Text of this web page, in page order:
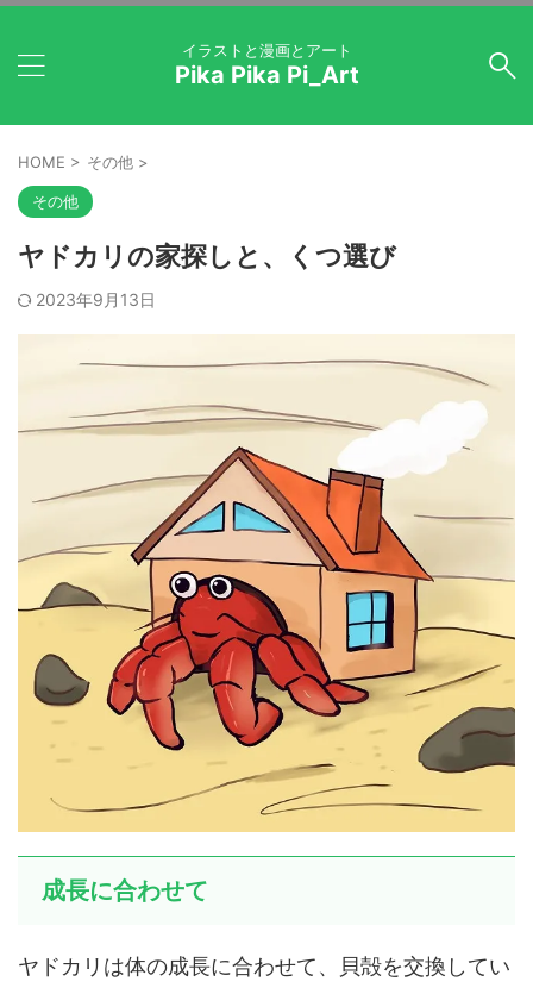
イラストと漫画とアート
Pika Pika Pi_Art
HOME > その他 >
その他
ヤドカリの家探しと、くつ選び
2023年9月13日
成長に合わせて
ヤドカリは体の成長に合わせて、貝殻を交換してい